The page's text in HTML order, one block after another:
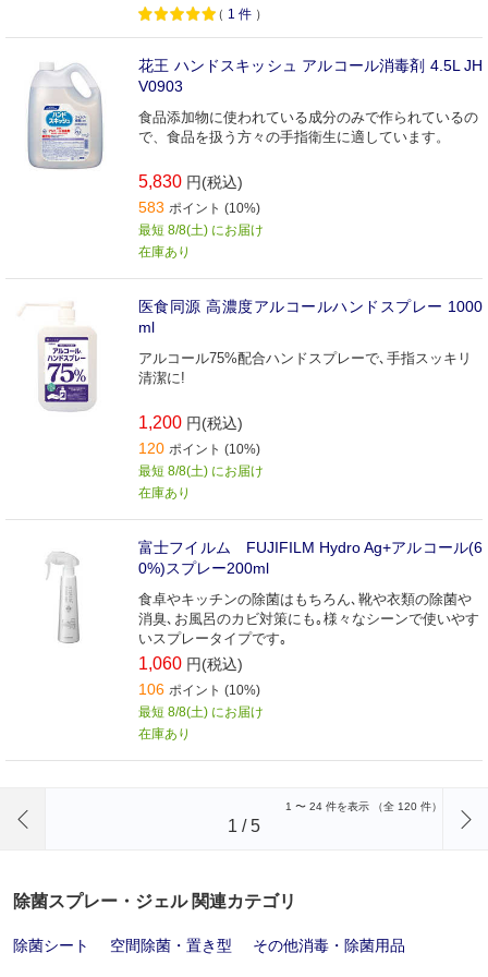
（ 1 件 ）
花王 ハンドスキッシュ アルコール消毒剤 4.5L JH
V0903
食品添加物に使われている成分のみで作られているの
で、食品を扱う方々の手指衛生に適しています。
5,830 円(税込)
583 ポイント (10%)
最短 8/8(土) にお届け
在庫あり
医食同源 高濃度アルコールハンドスプレー 1000
ml
アルコール75%配合ハンドスプレーで､手指スッキリ
清潔に!
1,200 円(税込)
120 ポイント (10%)
最短 8/8(土) にお届け
在庫あり
富士フイルム FUJIFILM Hydro Ag+アルコール(6
0%)スプレー200ml
食卓やキッチンの除菌はもちろん､靴や衣類の除菌や
消臭､お風呂のカビ対策にも｡様々なシーンで使いやす
いスプレータイプです｡
1,060 円(税込)
106 ポイント (10%)
最短 8/8(土) にお届け
在庫あり
1 〜 24 件を表示 （全 120 件）
1 /5
除菌スプレー・ジェル 関連カテゴリ
除菌シート 空間除菌・置き型 その他消毒・除菌用品